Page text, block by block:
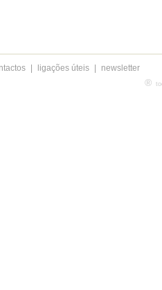
ligações úteis newsletter
®